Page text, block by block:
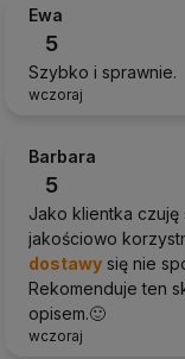
Ewa
5
Szybko i sprawnie.
wczoraj
Barbara
5
Jako klientka czuję
jakościowo
dostawy się nie
Rekomenduje ten
opisem.🙂
wczoraj